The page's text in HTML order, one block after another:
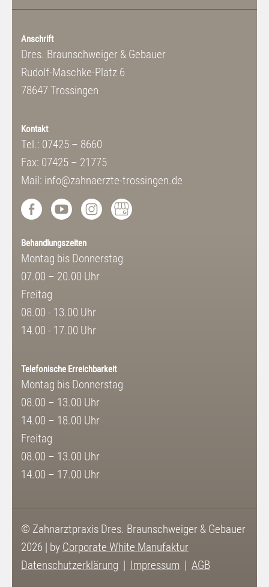
Anschrift
Dres. Braunschweiger & Gebauer
Rudolf-Maschke-Platz 6
78647 Trossingen
Kontakt
Tel.: 07425 – 8660
Fax: 07425 – 21775
Mail: info@zahnaerzte-trossingen.de
Behandlungszeiten
Montag bis Donnerstag
07.00 – 20.00 Uhr
Freitag
08.00 - 13.00 Uhr
14.00 - 17.00 Uhr
Telefonische Erreichbarkeit
Montag bis Donnerstag
08.00 – 13.00 Uhr
14.00 – 18.00 Uhr
Freitag
08.00 – 13.00 Uhr
14.00 – 17.00 Uhr
© Zahnarztpraxis Dres. Braunschweiger & Gebauer
2026 | by Corporate White Manufaktur
Datenschutzerklärung
Impressum AGB